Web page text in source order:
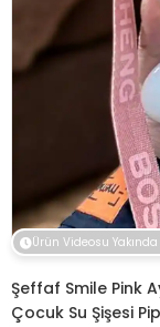
Ürün Videosu
Şeffaf Smile Pink
Çocuk Su Şişesi